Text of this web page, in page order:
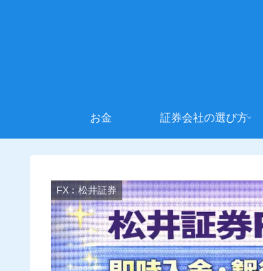
お金 証券会社の選び方
FX︰松井証券